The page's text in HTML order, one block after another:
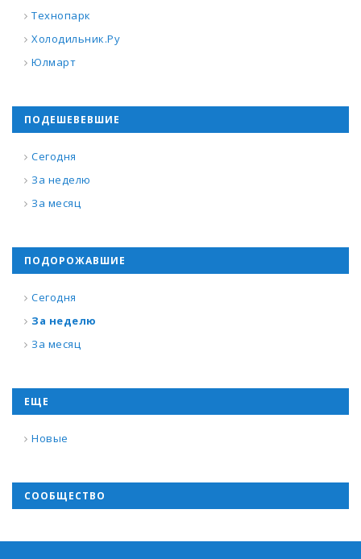
Технопарк
Холодильник.Ру
Юлмарт
ПОДЕШЕВЕВШИЕ
Сегодня
За неделю
За месяц
ПОДОРОЖАВШИЕ
Сегодня
За неделю
За месяц
ЕЩЕ
Новые
СООБЩЕСТВО